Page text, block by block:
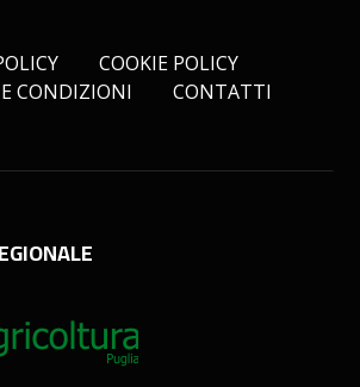
COOKIE POLICY
CONDIZIONI
CONTATTI